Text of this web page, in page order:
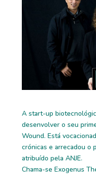
A start-up
desenvolver o seu
Wound. Está
crónicas e arrecadou o
atribuído pela ANJE.
Chama-se Exogenus